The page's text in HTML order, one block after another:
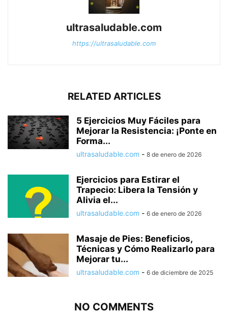
ultrasaludable.com
https://ultrasaludable.com
RELATED ARTICLES
5 Ejercicios Muy Fáciles para
Mejorar la Resistencia: ¡Ponte en
Forma...
ultrasaludable.com - 8 de enero de 2026
Ejercicios para Estirar el
Trapecio: Libera la Tensión y
Alivia el...
ultrasaludable.com - 6 de enero de 2026
Masaje de Pies: Beneficios,
Técnicas y Cómo Realizarlo para
Mejorar tu...
ultrasaludable.com - 6 de diciembre de 2025
NO COMMENTS